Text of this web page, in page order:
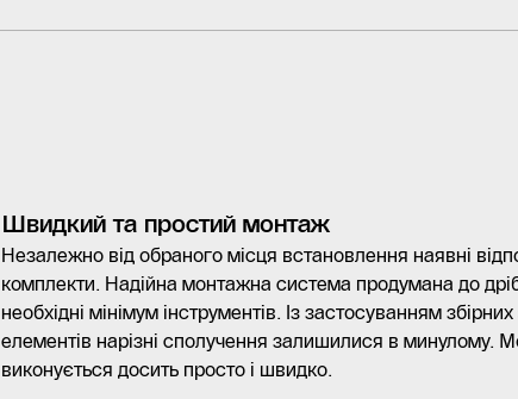
Швидкий та простий монтаж
Незалежно від обраного місця встановлення наявні
комплекти. Надійна монтажна система продумана до
необхідні мінімум інструментів. Із застосуванням
елементів нарізні сполучення залишилися в минулому.
виконується досить просто і швидко.